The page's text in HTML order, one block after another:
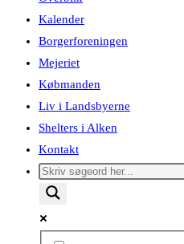
Kalender
Borgerforeningen
Mejeriet
Købmanden
Liv i Landsbyerne
Shelters i Alken
Kontakt